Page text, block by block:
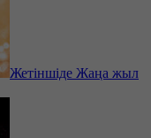
Жетіншіде Жаңа жыл